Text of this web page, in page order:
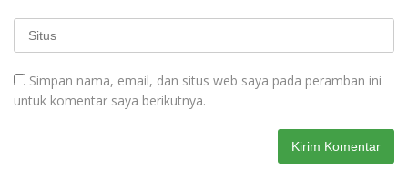
Simpan nama, email, dan situs web saya pada peramban ini
untuk komentar saya berikutnya.